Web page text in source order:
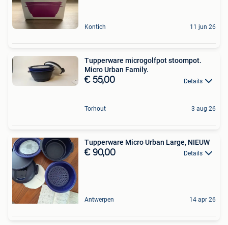
Kontich 11 jun 26
Tupperware microgolfpot stoompot.
Micro Urban Family.
€ 55,00 Details
Torhout 3 aug 26
Tupperware Micro Urban Large, NIEUW
€ 90,00 Details
Antwerpen 14 apr 26